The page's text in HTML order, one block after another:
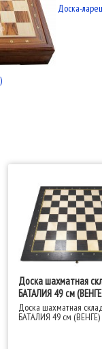
Доска-
Доска шахматная
БАТАЛИЯ 49 см
Доска шахматная
БАТАЛИЯ 49 см (ВЕНГЕ)